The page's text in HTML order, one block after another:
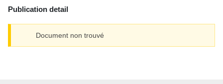
Publication detail
Document non trouvé